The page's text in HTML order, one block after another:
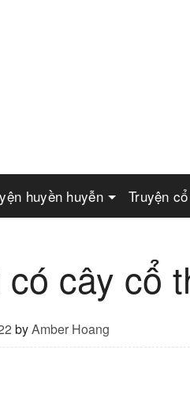
huyền huyễn Truyện
có cây cổ
byAmber Hoang